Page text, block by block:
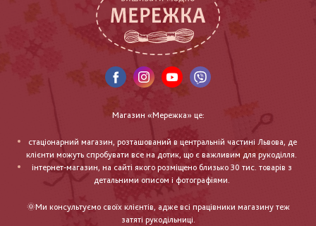
Магазин «Мережка» це:
стаціонарний магазин, розташований в центральній частині Львова, де
клієнти можуть спробувати все на дотик, що є важливим для рукоділля.
інтернет-магазин, на сайті якого розміщено близько 30 тис. товарів з
детальними описом і фотографіями.
🌞Ми консультуємо своїх клієнтів, адже всі працівники магазину теж
затяті рукодільниці.